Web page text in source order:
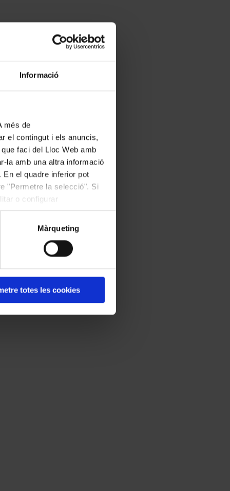
Informació
més de
el contingut i els anuncis,
faci del Lloc Web amb
la amb una altra informació
el quadre inferior pot
"Permetre la selecció". Si
o configurar
Màrqueting
totes les cookies